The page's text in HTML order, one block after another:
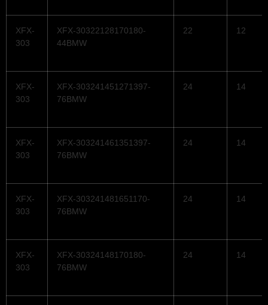
XFX-
303
XFX-30322128170180-
44BMW
22 12
XFX-
303
XFX-303241451271397-
76BMW
24 14
XFX-
303
XFX-303241461351397-
76BMW
24 14
XFX-
303
XFX-303241481651170-
76BMW
24 14
XFX-
303
XFX-30324148170180-
76BMW
24 14